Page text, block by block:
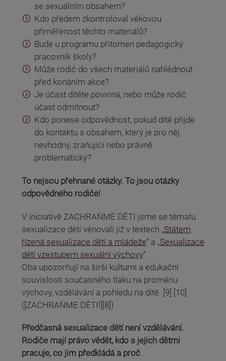
se sexuálním obsahem?
Kdo předem zkontroloval věkovou
přiměřenost těchto materiálů?
Bude u programu přítomen pedagogický
pracovník školy?
Může rodič do všech materiálů nahlédnout
před konáním akce?
Je účast dítěte povinná, nebo může rodič
účast odmítnout?
Kdo ponese odpovědnost, pokud dítě přijde
do kontaktu s obsahem, který je pro něj
nevhodný, zraňující nebo právně
problematický?
To nejsou přehnané otázky. To jsou otázky
odpovědného rodiče!
V iniciativě ZACHRAŇME DĚTI jsme se tématu
sexualizace dětí věnovali již v textech „Státem
řízená sexualizace dětí a mládeže“ a „Sexualizace
dětí vzestupem sexuální výchovy“.
Oba upozorňují na širší kulturní a edukační
souvislosti současného tlaku na proměnu
výchovy, vzdělávání a pohledu na dítě. [9] [10]
([ZACHRAŇME DĚTI!][8])
Předčasná sexualizace dětí není vzdělávání.
Rodiče mají právo vědět, kdo s jejich dětmi
pracuje, co jim předkládá a proč